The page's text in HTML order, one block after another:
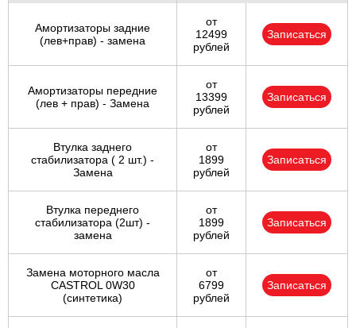
Амортизаторы задние
(лев+прав) - замена
от
12499
рублей
Записаться
Амортизаторы передние
(лев + прав) - Замена
от
13399
рублей
Записаться
Втулка заднего
стабилизатора ( 2 шт.) -
Замена
от
1899
рублей
Записаться
Втулка переднего
стабилизатора (2шт) -
замена
от
1899
рублей
Записаться
Замена моторного масла
CASTROL 0W30
(синтетика)
от
6799
рублей
Записаться